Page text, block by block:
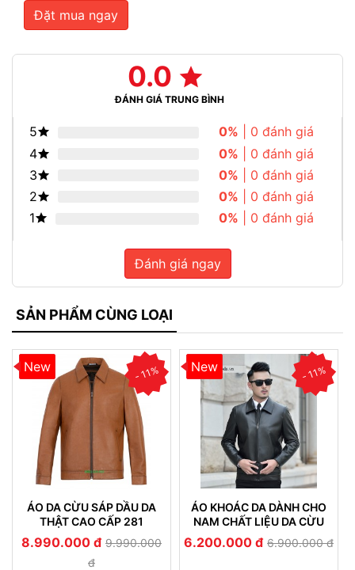
Đặt mua ngay
0.0
ĐÁNH GIÁ TRUNG BÌNH
5 0% | 0 đánh giá
4
0% | 0 đánh giá
3
0% | 0 đánh giá
2
0% | 0 đánh giá
1
0% | 0 đánh giá
Đánh giá ngay
SẢN PHẨM CÙNG LOẠI
New - 11%
ÁO DA CỪU SÁP DẦU DA
THẬT CAO CẤP 281
8.990.000 đ 9.990.000
đ
New - 11%
ÁO KHOÁC DA DÀNH CHO
NAM CHẤT LIỆU DA CỪU
NHUNG CAO CẤP BỀN ĐẸP
(233)
6.200.000 đ 6.900.000 đ